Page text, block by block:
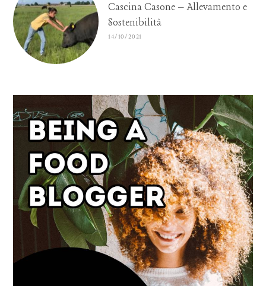
Cascina Casone – Allevamento e
Sostenibilità
14/10/2021